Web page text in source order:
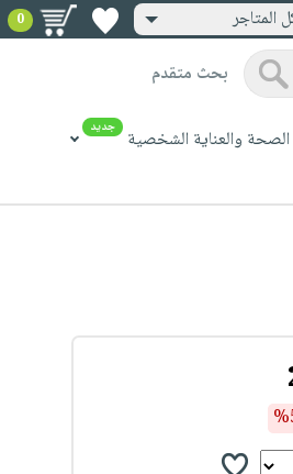
المتاجر 0
بحث متقدم
الصحة والعناية الشخصية جديد